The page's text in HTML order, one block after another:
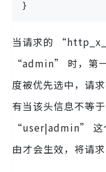
}
当请求的
“admin” 时，第
度被优先选中，请
有当该头信息不等
“user|admin” 这
由才会生效，将请